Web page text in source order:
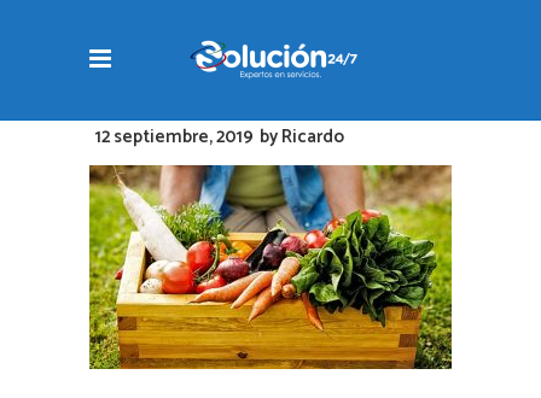
12 septiembre, 2019 byRicardo